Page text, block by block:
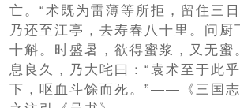
亡。“术既为雷薄等所拒，留住三
乃还至江亭，去寿春八十里。问厨
十斛。时盛暑，欲得蜜浆，又无蜜
息良久，乃大咤曰：“袁术至于此
下，呕血斗馀而死。”——《三国志